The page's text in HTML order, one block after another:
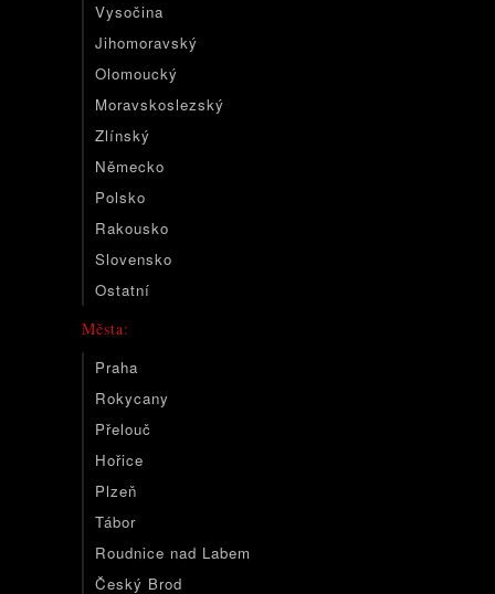
Vysočina
Jihomoravský
Olomoucký
Moravskoslezský
Zlínský
Německo
Polsko
Rakousko
Slovensko
Ostatní
Města:
Praha
Rokycany
Přelouč
Hořice
Plzeň
Tábor
Roudnice nad Labem
Český Brod